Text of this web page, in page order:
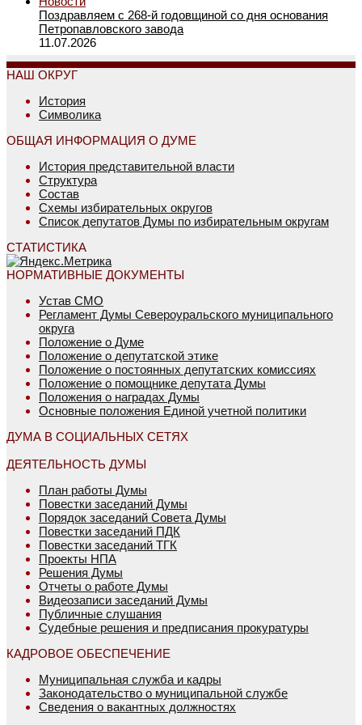
Поздравляем с 268-й годовщиной со дня основания
Петропавловского завода
11.07.2026
НАШ ОКРУГ
История
Символика
ОБЩАЯ ИНФОРМАЦИЯ О ДУМЕ
История представительной власти
Структура
Состав
Схемы избирательных округов
Список депутатов Думы по избирательным округам
СТАТИСТИКА
НОРМАТИВНЫЕ ДОКУМЕНТЫ
Устав СМО
Регламент Думы Североуральского муниципального
округа
Положение о Думе
Положение о депутатской этике
Положение о постоянных депутатских комиссиях
Положение о помощнике депутата Думы
Положения о наградах Думы
Основные положения Единой учетной политики
ДУМА В СОЦИАЛЬНЫХ СЕТЯХ
ДЕЯТЕЛЬНОСТЬ ДУМЫ
План работы Думы
Повестки заседаний Думы
Порядок заседаний Совета Думы
Повестки заседаний ПДК
Повестки заседаний ТГК
Проекты НПА
Решения Думы
Отчеты о работе Думы
Видеозаписи заседаний Думы
Публичные слушания
Судебные решения и предписания прокуратуры
КАДРОВОЕ ОБЕСПЕЧЕНИЕ
Муниципальная служба и кадры
Законодательство о муниципальной службе
Сведения о вакантных должностях